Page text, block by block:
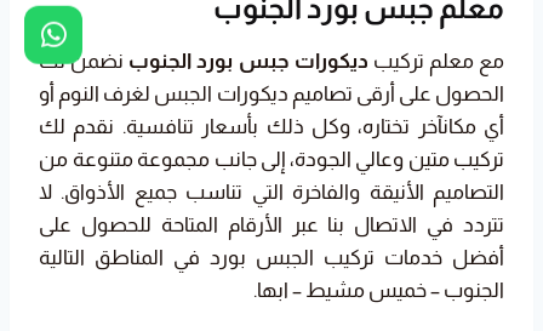
معلم جبس بورد الجنوب
مع معلم تركيب ديكورات جبس بورد الجنوب نضمن لك
الحصول على أرقى تصاميم ديكورات الجبس لغرف النوم أو
أي مكانآخر تختاره، وكل ذلك بأسعار تنافسية. نقدم لك
تركيب متين وعالي الجودة، إلى جانب مجموعة متنوعة من
التصاميم الأنيقة والفاخرة التي تناسب جميع الأذواق. لا
تتردد في الاتصال بنا عبر الأرقام المتاحة للحصول على
أفضل خدمات تركيب الجبس بورد في المناطق التالية
الجنوب – خميس مشيط – ابها.